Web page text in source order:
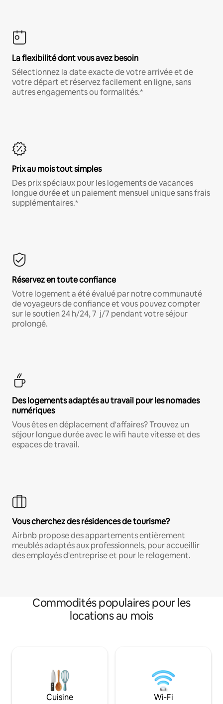
La flexibilité dont vous avez besoin
Sélectionnez la date exacte de votre arrivée et de
votre départ et réservez facilement en ligne, sans
autres engagements ou formalités.*
Prix au mois tout simples
Des prix spéciaux pour les logements de vacances
longue durée et un paiement mensuel unique sans frais
supplémentaires.*
Réservez en toute confiance
Votre logement a été évalué par notre communauté
de voyageurs de confiance et vous pouvez compter
sur le soutien 24 h/24, 7 j/7 pendant votre séjour
prolongé.
Des logements adaptés au travail pour les nomades
numériques
Vous êtes en déplacement d'affaires? Trouvez un
séjour longue durée avec le wifi haute vitesse et des
espaces de travail.
Vous cherchez des résidences de tourisme?
Airbnb propose des appartements entièrement
meublés adaptés aux professionnels, pour accueillir
des employés d'entreprise et pour le relogement.
Commodités populaires pour les
locations au mois
Cuisine Wi-Fi